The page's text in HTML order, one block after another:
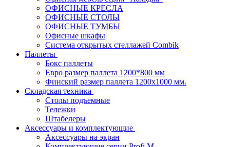
ОФИСНЫЕ КРЕСЛА
ОФИСНЫЕ СТОЛЫ
ОФИСНЫЕ ТУМБЫ
Офисные шкафы
Система открытых стеллажей Combik
Паллеты
Бокс паллеты
Евро размер паллета 1200*800 мм
Финский размер паллета 1200х1000 мм.
Складская техника
Столы подъемные
Тележки
Штабелеры
Аксессуары и комплектующие
Аксессуары на экран